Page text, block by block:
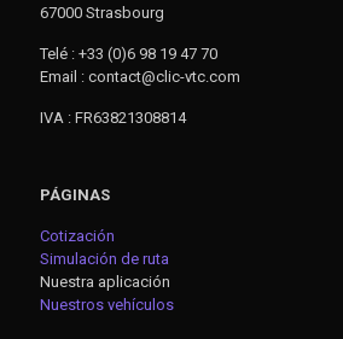
67000 Strasbourg
Telé : +33 (0)6 98 19 47 70
Email : contact@clic-vtc.com
IVA : FR63821308814
PÁGINAS
Cotización
Simulación de ruta
Nuestra aplicación
Nuestros vehículos